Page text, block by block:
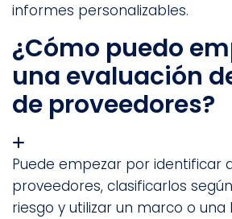
informes personalizables.
¿Cómo puedo
una evaluación
de proveedores?
Puede empezar por identificar
proveedores, clasificarlos
riesgo y utilizar un marco o